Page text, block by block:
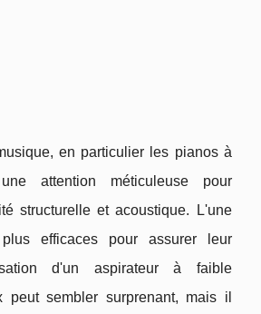
en particulier les pianos à
attention méticuleuse pour
structurelle et acoustique. L'une
efficaces pour assurer leur
d'un aspirateur à faible
peut sembler surprenant, mais il